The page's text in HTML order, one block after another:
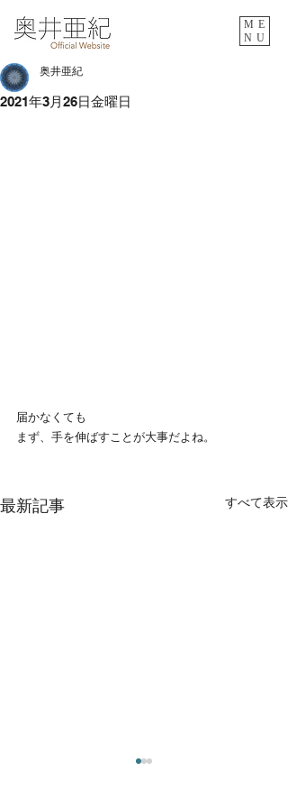
ME
NU
2021年3月26日金曜日
奥井亜紀
届かなくても
まず、手を伸ばすことが大事だよね。
最新記事 すべて表示